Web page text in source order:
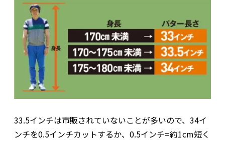
33.5インチは市販されていないことが多いので、34イ
ンチを0.5インチカットするか、0.5インチ=約1cm短く